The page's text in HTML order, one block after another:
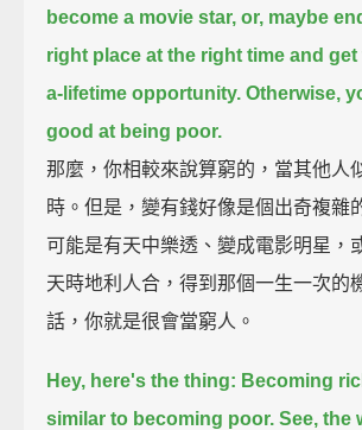
become a movie star, or, maybe
right place at the right time and
a-lifetime opportunity. Otherwise,
good at being poor.
那麼，你相較來說算窮的，當其他人
時。但是，變有錢好像是個出奇複雜
可能是有天中樂透、變成電影明星，
天時地利人合，得到那個一生一次的
話，你就是很會當窮人。
Hey, here's the thing: Becoming
similar to becoming poor. See, the